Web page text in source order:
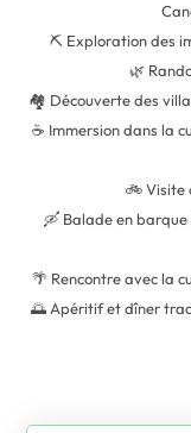
⛏️ Exploration des
🌿
🏘️ Découverte des
☕ Immersion dans la
🚲 Visite
🛶 Balade en
🌴 Rencontre avec la
🌅 Apéritif et dîner